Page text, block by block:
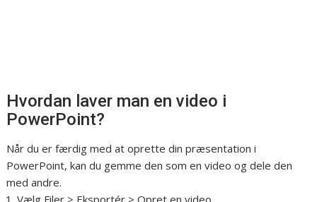
Hvordan laver man en video i
PowerPoint?
Når du er færdig med at oprette din præsentation i
PowerPoint, kan du gemme den som en video og dele den
med andre.